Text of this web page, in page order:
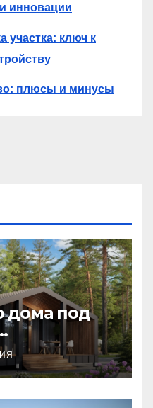
инновации
участка: ключ к
плюсы и минусы
дома под